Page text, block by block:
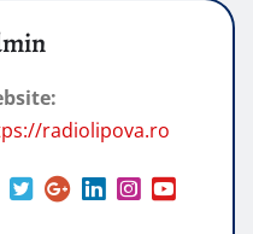
radiolipova.ro